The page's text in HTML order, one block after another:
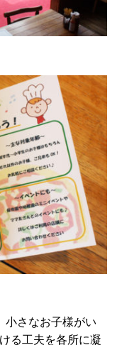
小さなお子様がい
る工夫を各所に凝